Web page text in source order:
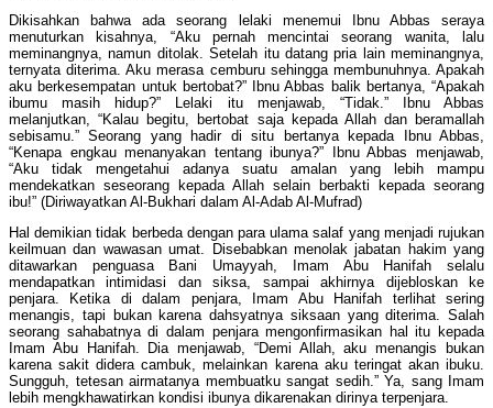
Dikisahkan bahwa ada seorang lelaki menemui Ibnu Abbas seraya
menuturkan kisahnya, “Aku pernah mencintai seorang wanita, lalu
meminangnya, namun ditolak. Setelah itu datang pria lain meminangnya,
ternyata diterima. Aku merasa cemburu sehingga membunuhnya. Apakah
aku berkesempatan untuk bertobat?” Ibnu Abbas balik bertanya, “Apakah
ibumu masih hidup?” Lelaki itu menjawab, “Tidak.” Ibnu Abbas
melanjutkan, “Kalau begitu, bertobat saja kepada Allah dan beramallah
sebisamu.” Seorang yang hadir di situ bertanya kepada Ibnu Abbas,
“Kenapa engkau menanyakan tentang ibunya?” Ibnu Abbas menjawab,
“Aku tidak mengetahui adanya suatu amalan yang lebih mampu
mendekatkan seseorang kepada Allah selain berbakti kepada seorang
ibu!” (Diriwayatkan Al-Bukhari dalam Al-Adab Al-Mufrad)
Hal demikian tidak berbeda dengan para ulama salaf yang menjadi rujukan
keilmuan dan wawasan umat. Disebabkan menolak jabatan hakim yang
ditawarkan penguasa Bani Umayyah, Imam Abu Hanifah selalu
mendapatkan intimidasi dan siksa, sampai akhirnya dijebloskan ke
penjara. Ketika di dalam penjara, Imam Abu Hanifah terlihat sering
menangis, tapi bukan karena dahsyatnya siksaan yang diterima. Salah
seorang sahabatnya di dalam penjara mengonfirmasikan hal itu kepada
Imam Abu Hanifah. Dia menjawab, “Demi Allah, aku menangis bukan
karena sakit didera cambuk, melainkan karena aku teringat akan ibuku.
Sungguh, tetesan airmatanya membuatku sangat sedih.” Ya, sang Imam
lebih mengkhawatirkan kondisi ibunya dikarenakan dirinya terpenjara.